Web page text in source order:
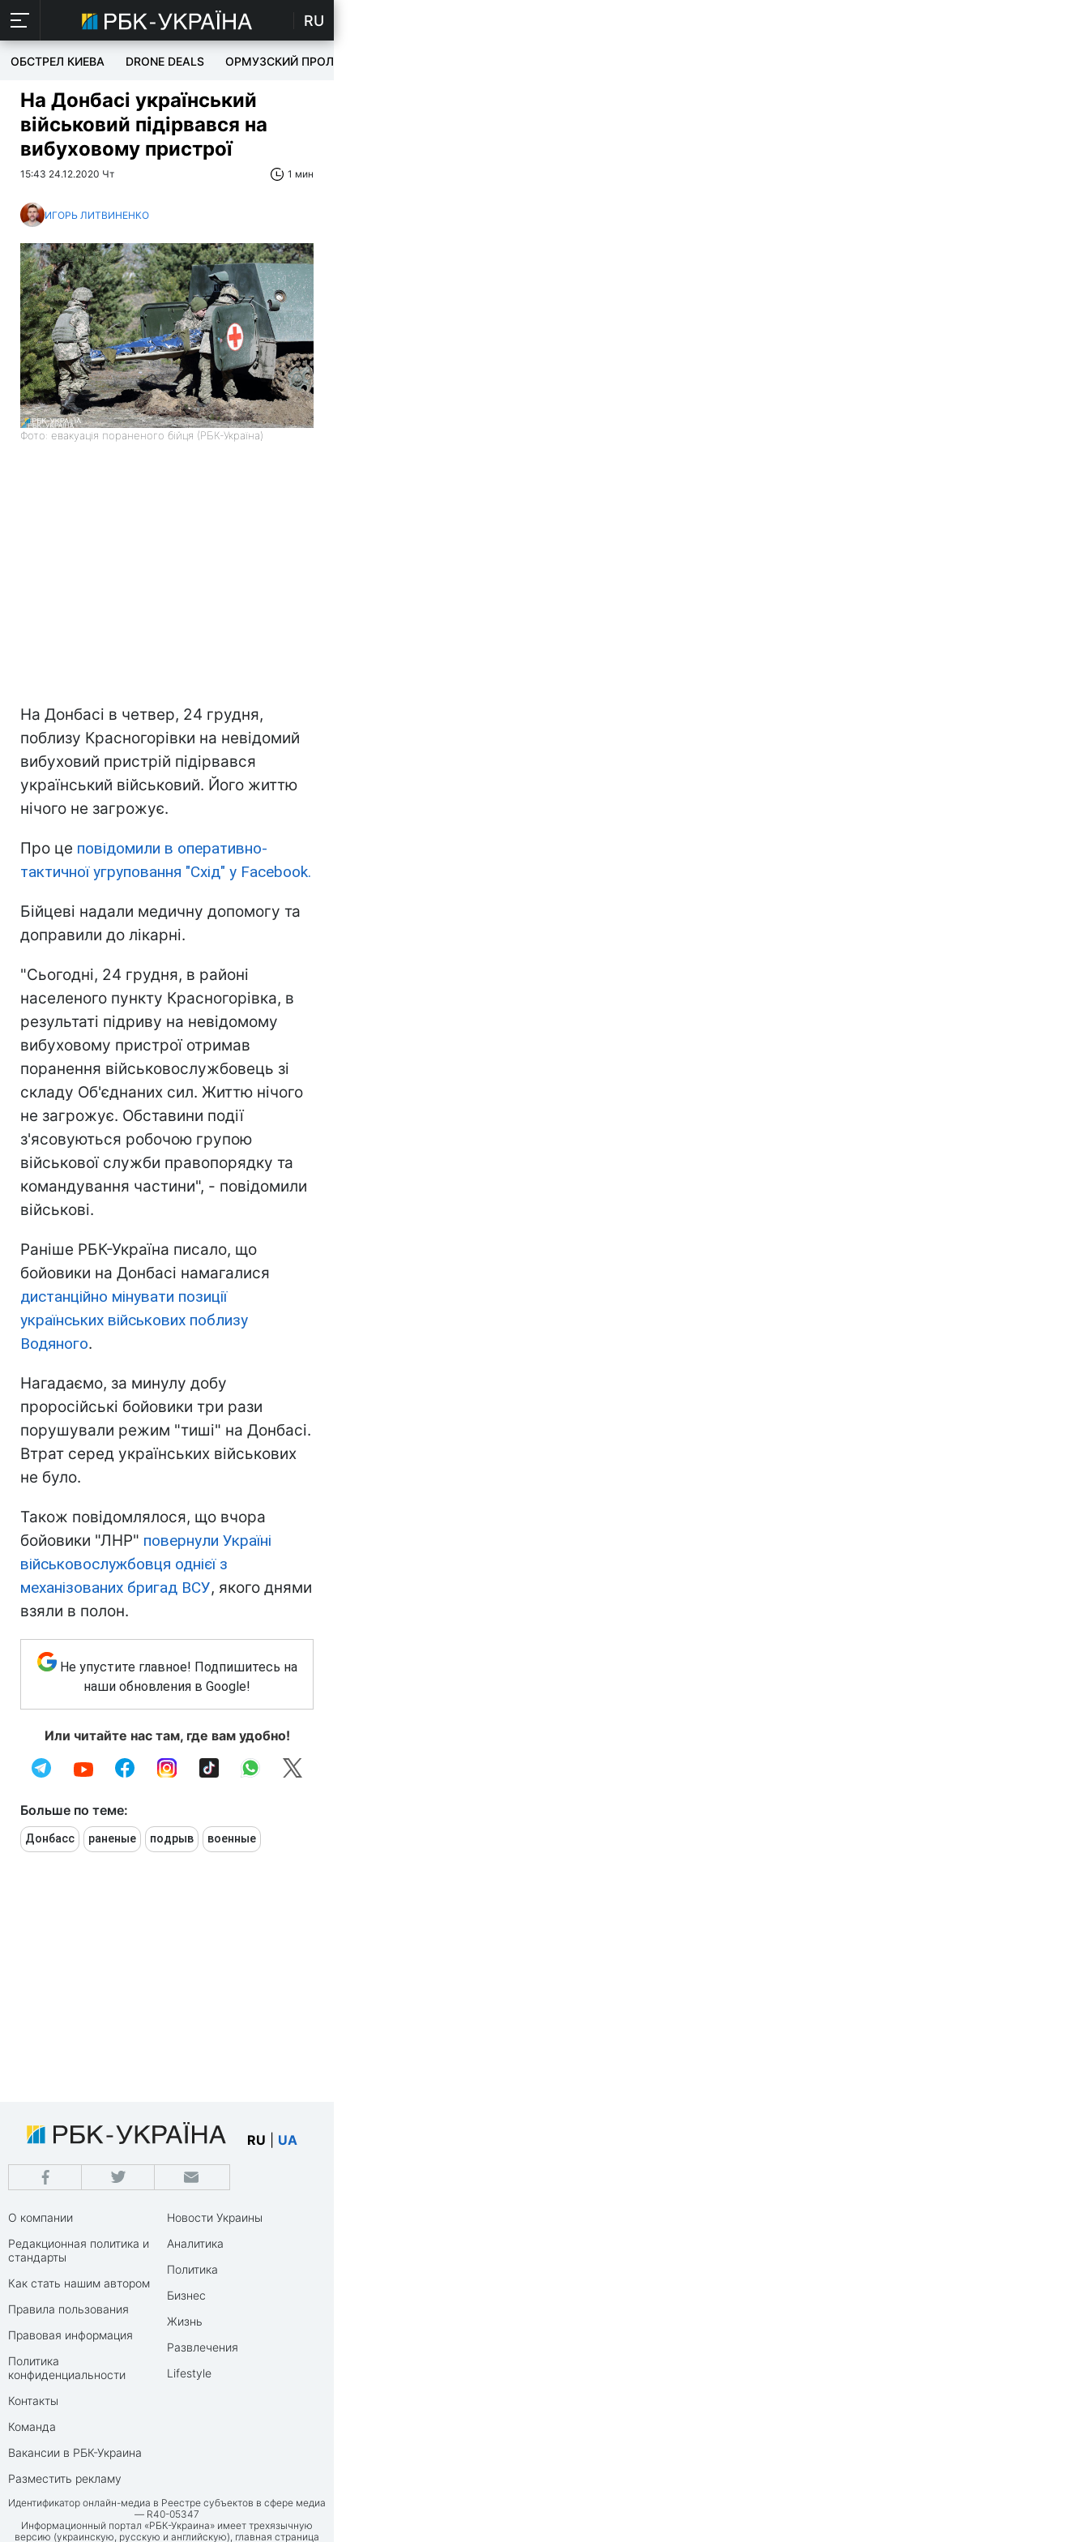
RU
ОБСТРЕЛ КИЕВА DRONE DEALS ОРМУЗСКИЙ ПРОЛИВ
На Донбасі український
військовий підірвався на
вибуховому пристрої
15:43 24.12.2020 Чт 1 мин
ИГОРЬ ЛИТВИНЕНКО
Фото: евакуація пораненого бійця (РБК-Україна)
На Донбасі в четвер, 24 грудня,
поблизу Красногорівки на невідомий
вибуховий пристрій підірвався
український військовий. Його життю
нічого не загрожує.
Про це повідомили в оперативно-
тактичної угруповання "Схід" у Facebook.
Бійцеві надали медичну допомогу та
доправили до лікарні.
"Сьогодні, 24 грудня, в районі
населеного пункту Красногорівка, в
результаті підриву на невідомому
вибуховому пристрої отримав
поранення військовослужбовець зі
складу Об'єднаних сил. Життю нічого
не загрожує. Обставини події
з'ясовуються робочою групою
військової служби правопорядку та
командування частини", - повідомили
військові.
Раніше РБК-Україна писало, що
бойовики на Донбасі намагалися
дистанційно мінувати позиції
українських військових поблизу
Водяного.
Нагадаємо, за минулу добу
проросійські бойовики три рази
порушували режим "тиші" на Донбасі.
Втрат серед українських військових
не було.
Також повідомлялося, що вчора
бойовики "ЛНР" повернули Україні
військовослужбовця однієї з
механізованих бригад ВСУ, якого днями
взяли в полон.
Не упустите главное! Подпишитесь на
наши обновления в Google!
Или читайте нас там, где вам удобно!
Больше по теме:
Донбасс раненые подрыв военные
RU UA
О компании
Редакционная политика и
стандарты
Как стать нашим автором
Правила пользования
Правовая информация
Политика
конфиденциальности
Контакты
Команда
Вакансии в РБК-Украина
Разместить рекламу
Новости Украины
Аналитика
Политика
Бизнес
Жизнь
Развлечения
Lifestyle
Идентификатор онлайн-медиа в Реестре субъектов в сфере медиа
— R40-05347
Информационный портал «РБК-Украина» имеет трехязычную
версию (украинскую, русскую и английскую), главная страница